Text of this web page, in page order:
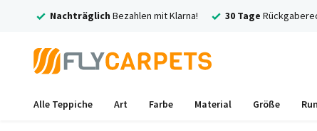
30 TageRückgaberecht KostenloseVersand und
Alle Teppiche Art Farbe Material Größe